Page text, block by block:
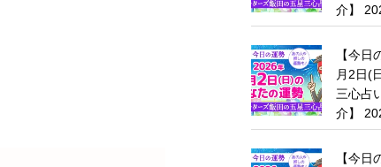
介】
【今
月2日(
三心占
介】
【今